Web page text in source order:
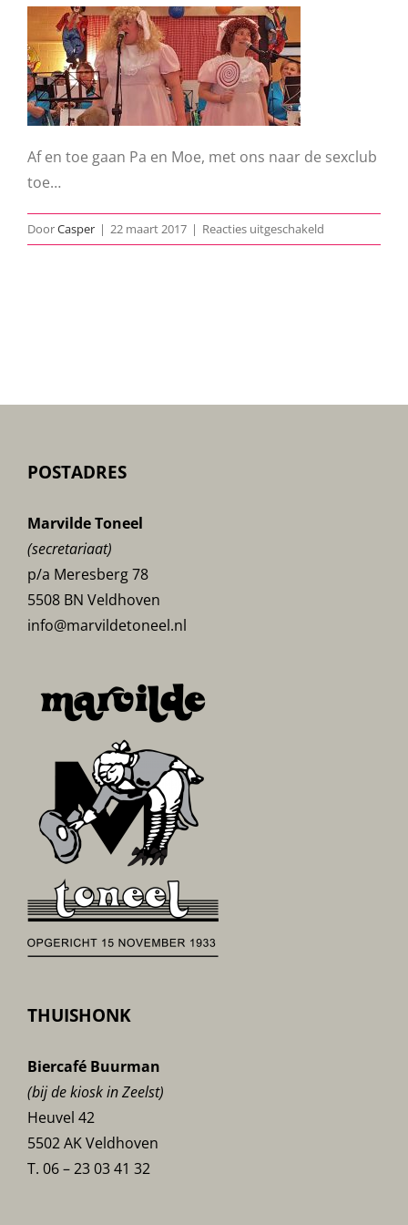
Af en toe gaan Pa en Moe, met ons naar de sexclub
toe…
DoorCasper | 22 maart 2017 | Reacties uitgeschakeld
50-
POSTADRES
Marvilde Toneel
(secretariaat)
p/a Meresberg 78
5508 BN Veldhoven
info@marvildetoneel.nl
THUISHONK
Biercafé Buurman
(bij de kiosk in Zeelst)
Heuvel 42
5502 AK Veldhoven
T. 06 – 23 03 41 32